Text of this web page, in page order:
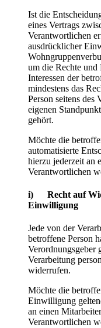
Ist die
eines Vertrags
Verantwortlichen
ausdrücklicher
um die Rechte und
Interessen der
mindestens das
Person seitens des
eigenen
gehört.
Möchte die
automatisierte
hierzu jederzeit an
Verantwortlichen
i) Recht auf
Einwilligung
Jede von der
betroffene Person
Verordnungsgeber
Verarbeitung
widerrufen.
Möchte die
Einwilligung
an einen
Verantwortlichen